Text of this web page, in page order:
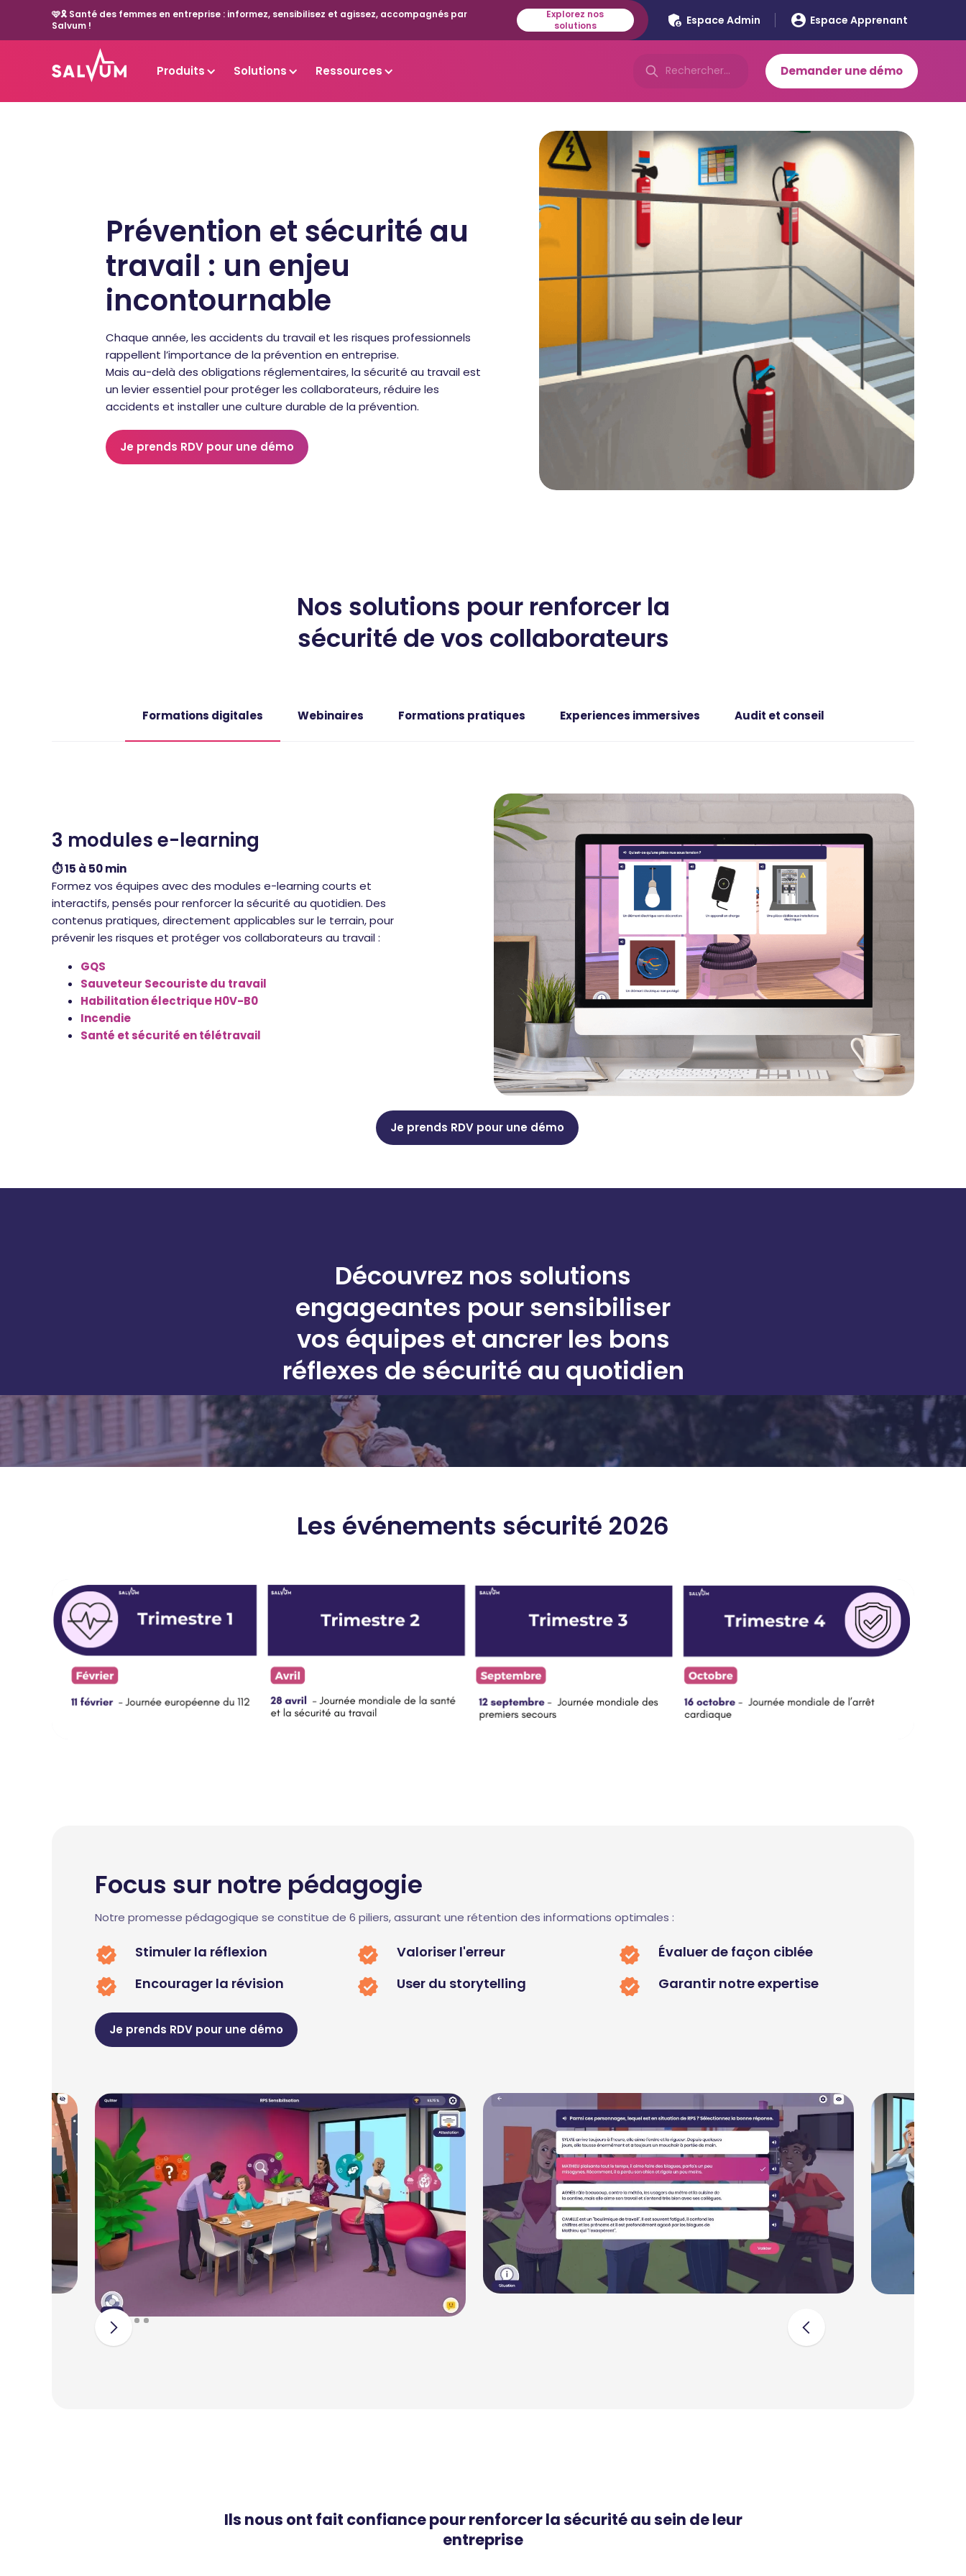
🩷🎗️ Santé des femmes en entreprise : informez, sensibilisez et agissez, accompagnés par
Salvum !
Explorez nos
solutions
Espace Admin Espace Apprenant
Produits Solutions Ressources Demander une démo
Prévention et sécurité au
travail : un enjeu
incontournable
Chaque année, les accidents du travail et les risques professionnels
rappellent l’importance de la prévention en entreprise.
Mais au-delà des obligations réglementaires, la sécurité au travail est
un levier essentiel pour protéger les collaborateurs, réduire les
accidents et installer une culture durable de la prévention.
Je prends RDV pour une démo
Nos solutions pour renforcer la
sécurité de vos collaborateurs
Formations digitales Webinaires Formations pratiques Experiences immersives Audit et conseil
3 modules e-learning
⏱️ 15 à 50 min
Formez vos équipes avec des modules e-learning courts et
interactifs, pensés pour renforcer la sécurité au quotidien. Des
contenus pratiques, directement applicables sur le terrain, pour
prévenir les risques et protéger vos collaborateurs au travail :
GQS
Sauveteur Secouriste du travail
Habilitation électrique H0V-B0
Incendie
Santé et sécurité en télétravail
Je prends RDV pour une démo
Découvrez nos solutions
engageantes pour sensibiliser
vos équipes et ancrer les bons
réflexes de sécurité au quotidien
Les événements sécurité 2026
Focus sur notre pédagogie
Notre promesse pédagogique se constitue de 6 piliers, assurant une rétention des informations optimales :
Stimuler la réflexion Valoriser l'erreur
Évaluer de façon ciblée
Encourager la révision
User du storytelling Garantir notre expertise
Je prends RDV pour une démo
Slide 2 of 6.
Ils nous ont fait confiance pour renforcer la sécurité au sein de leur
entreprise